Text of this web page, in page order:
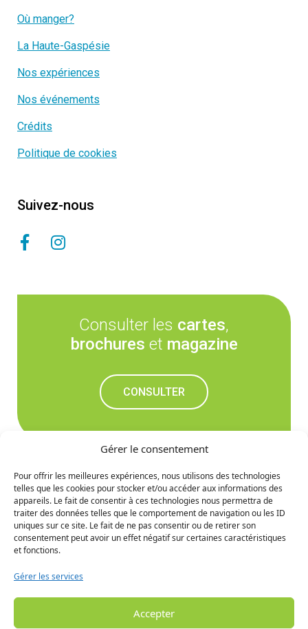
Gérer le consentement
Pour offrir les meilleures expériences, nous utilisons des technologies
telles que les cookies pour stocker et/ou accéder aux informations des
appareils. Le fait de consentir à ces technologies nous permettra de
traiter des données telles que le comportement de navigation ou les ID
uniques sur ce site. Le fait de ne pas consentir ou de retirer son
consentement peut avoir un effet négatif sur certaines caractéristiques
et fonctions.
Gérer les services
Accepter
Où manger?
La Haute-Gaspésie
Nos expériences
Nos événements
Crédits
Politique de cookies
Suivez-nous
Consulter les cartes,
brochures et magazine
CONSULTER
Ne manquez rien des
prochaines nouvelles